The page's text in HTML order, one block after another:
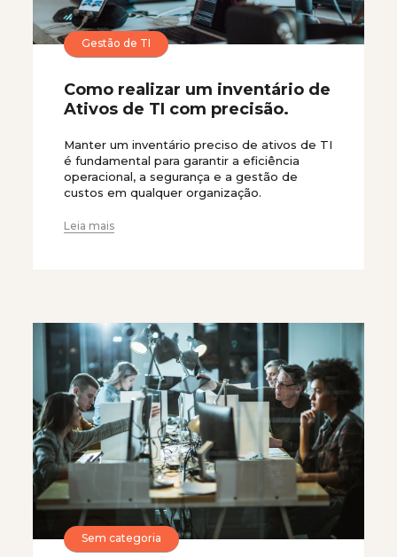
Gestão de TI
Como realizar um inventário de
Ativos de TI com precisão.
Manter um inventário preciso de ativos de TI
é fundamental para garantir a eficiência
operacional, a segurança e a gestão de
custos em qualquer organização.
Leia mais
Sem categoria